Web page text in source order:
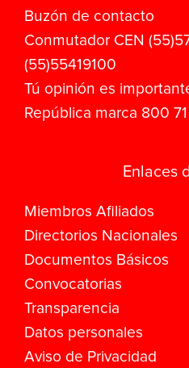
Buzón de contacto
Conmutador CEN
(55)55419100
Tú opinión es
República marca 800 71
Enlaces
Miembros Afiliados
Directorios Nacionales
Documentos Básicos
Convocatorias
Transparencia
Datos personales
Aviso de Privacidad